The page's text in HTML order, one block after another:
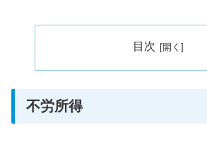
目次
不労所得